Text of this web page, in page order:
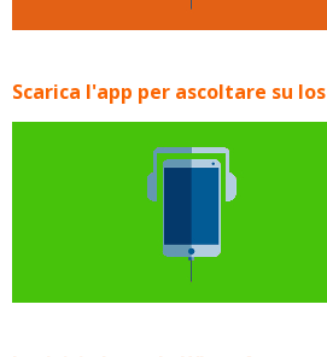
Scarica l'app per ascoltare su Ios